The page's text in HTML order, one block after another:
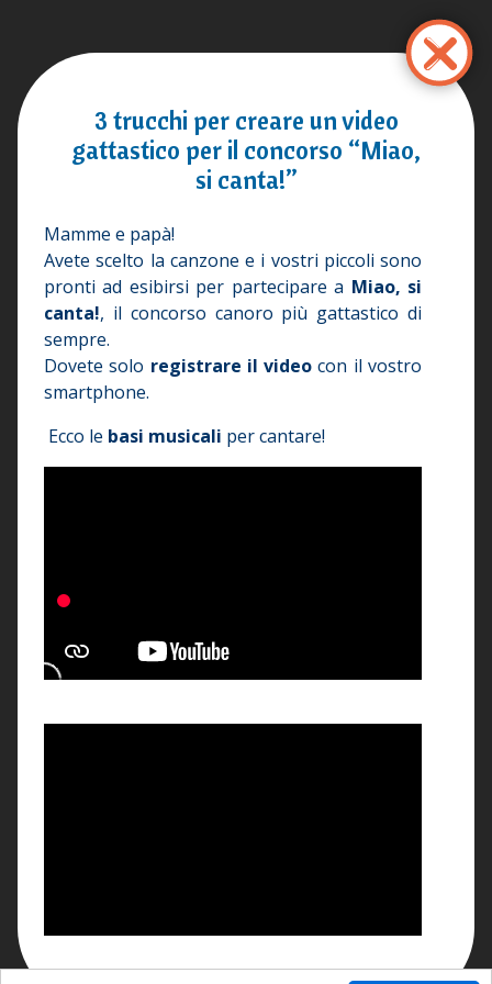
3 trucchi per creare un video
gattastico per il concorso “Miao,
si canta!”
Mamme e papà!
Avete scelto la canzone e i vostri piccoli sono
pronti ad esibirsi per partecipare a Miao, si
canta!, il concorso canoro più gattastico di
sempre.
Dovete solo registrare il video con il vostro
smartphone.
Ecco le basi musicali per cantare!